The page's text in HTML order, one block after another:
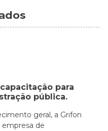
para
pública.
geral, a Grifon
empresa de